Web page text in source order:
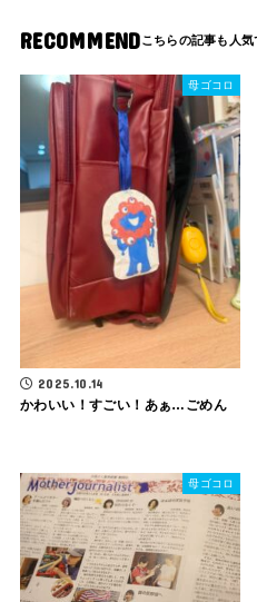
RECOMMEND
母ゴコロ
2025.10.14
かわいい！すごい！あぁ…ごめん
母ゴコロ